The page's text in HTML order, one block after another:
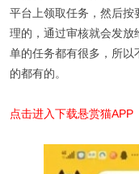
平台上领取任务，然后按
理的，通过审核就会发
单的任务都有很多，所
的都有的。
点击进入下载悬赏猫APP